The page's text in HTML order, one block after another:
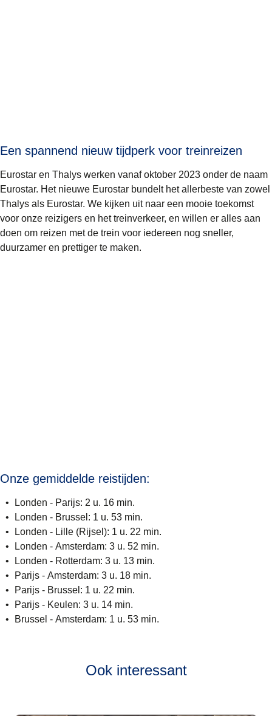
Een spannend nieuw tijdperk voor treinreizen
Eurostar en Thalys werken vanaf oktober 2023 onder de naam
Eurostar. Het nieuwe Eurostar bundelt het allerbeste van zowel
Thalys als Eurostar. We kijken uit naar een mooie toekomst
voor onze reizigers en het treinverkeer, en willen er alles aan
doen om reizen met de trein voor iedereen nog sneller,
duurzamer en prettiger te maken.
Onze gemiddelde reistijden:
Londen - Parijs: 2 u. 16 min.
Londen - Brussel: 1 u. 53 min.
Londen - Lille (Rijsel): 1 u. 22 min.
Londen - Amsterdam: 3 u. 52 min.
Londen - Rotterdam: 3 u. 13 min.
Parijs - Amsterdam: 3 u. 18 min.
Parijs - Brussel: 1 u. 22 min.
Parijs - Keulen: 3 u. 14 min.
Brussel - Amsterdam: 1 u. 53 min.
Ook interessant